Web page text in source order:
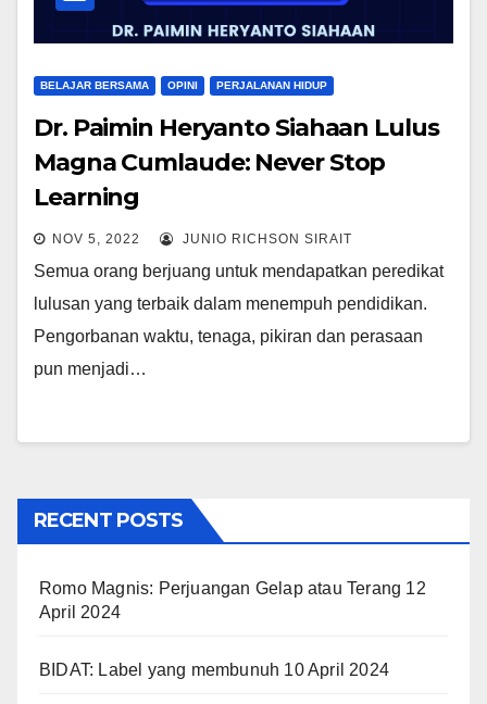
BELAJAR BERSAMA OPINI PERJALANAN HIDUP
Dr. Paimin Heryanto Siahaan Lulus
Magna Cumlaude: Never Stop
Learning
NOV 5, 2022 JUNIO RICHSON SIRAIT
Semua orang berjuang untuk mendapatkan peredikat
lulusan yang terbaik dalam menempuh pendidikan.
Pengorbanan waktu, tenaga, pikiran dan perasaan
pun menjadi…
RECENT POSTS
Romo Magnis: Perjuangan Gelap atau Terang 12
April 2024
BIDAT: Label yang membunuh 10 April 2024